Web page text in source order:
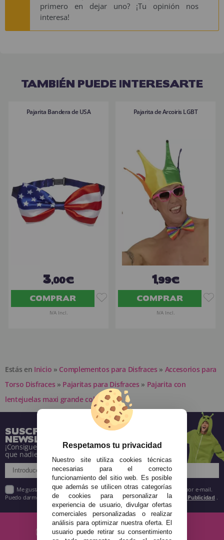
primero en dejar uno? ¡Tu opinión nos
interesa!
TAMBIÉN PUEDE INTERESARTE
Pajarita Bandera de USA
3,00€
COMPRAR
IVA Incl.
Pajarita de Arcoiris LGBT
1,99€
COMPRAR
IVA Incl.
Estás en Inicio » Complementos para Disfraces » Accesorios para
Torso Disfraces » Pajaritas para Disfraces » Pajarita con
lentejuelas maxi grande colores
SUSCRÍBETE A NUESTRA
NEWSLETTER
¡Consigue descuentos y entérate de todo antes
que nadie!
Me gustaría recibir descuentos exclusivos, novedades y tendencias por e-mail.
Puedo darme de baja cuando quiera según lo recogido en la Política de Publicidad .
Respetamos tu privacidad
Nuestro site utiliza cookies técnicas
necesarias para el correcto
funcionamiento del sitio web. Es posible
que además se utilicen otras categorías
de cookies para personalizar la
experiencia de usuario, divulgar ofertas
comerciales personalizadas o realizar
análisis para optimizar nuestra oferta. El
usuario puede retirar su consentimiento